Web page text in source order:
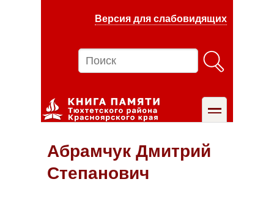
Версия для слабовидящих
Поиск
toggle
Абрамчук Дмитрий
Степанович